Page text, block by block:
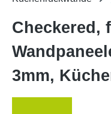
Checkered,
3mm,